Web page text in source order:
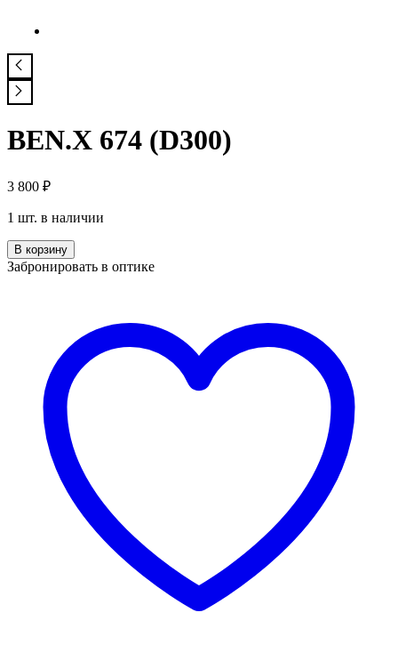
BEN.X 674 (D300)
3 800 ₽
1 шт. в наличии
Количество
BEN.X
В корзину
Забронировать в оптике